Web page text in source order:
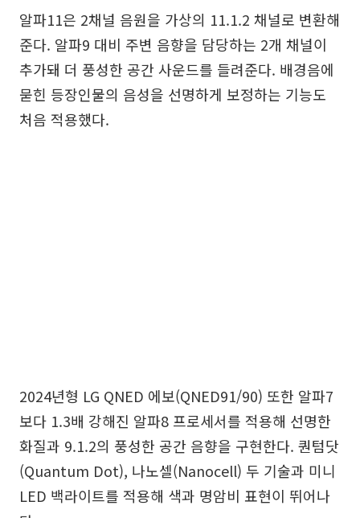
알파11은 2채널 음원을 가상의 11.1.2 채널로 변환해
준다. 알파9 대비 주변 음향을 담당하는 2개 채널이
추가돼 더 풍성한 공간 사운드를 들려준다. 배경음에
묻힌 등장인물의 음성을 선명하게 보정하는 기능도
처음 적용했다.
2024년형 LG QNED 에보(QNED91/90) 또한 알파7
보다 1.3배 강해진 알파8 프로세서를 적용해 선명한
화질과 9.1.2의 풍성한 공간 음향을 구현한다. 퀀텀닷
(Quantum Dot), 나노셀(Nanocell) 두 기술과 미니
LED 백라이트를 적용해 색과 명암비 표현이 뛰어나